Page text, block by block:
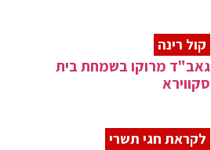
קול רינה
גאב"ד מרוקו בשמחת בית
סקווירא
לקראת חגי תשרי